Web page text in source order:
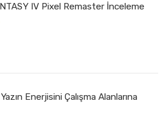
IV Pixel Remaster İnceleme
Enerjisini Çalışma Alanlarına